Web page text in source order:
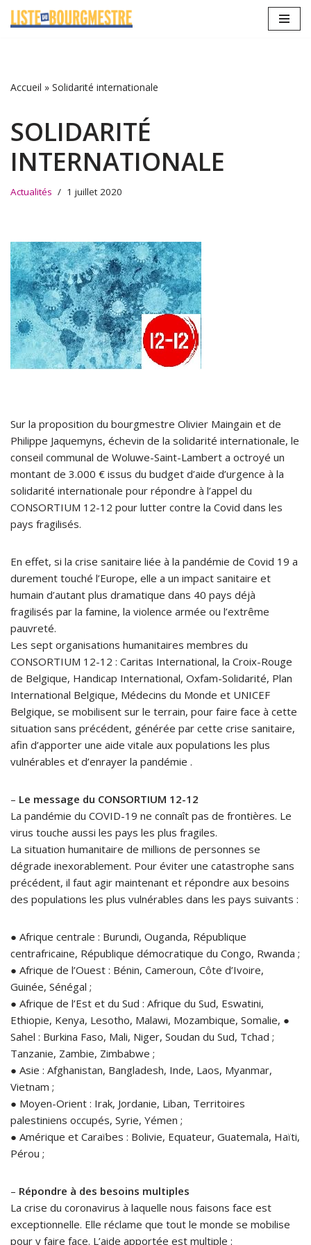
Accueil » Solidarité internationale
SOLIDARITÉ
INTERNATIONALE
Actualités 1 juillet 2020
Sur la proposition du bourgmestre Olivier Maingain et de
Philippe Jaquemyns, échevin de la solidarité internationale, le
conseil communal de Woluwe-Saint-Lambert a octroyé un
montant de 3.000 € issus du budget d’aide d’urgence à la
solidarité internationale pour répondre à l’appel du
CONSORTIUM 12-12 pour lutter contre la Covid dans les
pays fragilisés.
En effet, si la crise sanitaire liée à la pandémie de Covid 19 a
durement touché l’Europe, elle a un impact sanitaire et
humain d’autant plus dramatique dans 40 pays déjà
fragilisés par la famine, la violence armée ou l’extrême
pauvreté.
Les sept organisations humanitaires membres du
CONSORTIUM 12-12 : Caritas International, la Croix-Rouge
de Belgique, Handicap International, Oxfam-Solidarité, Plan
International Belgique, Médecins du Monde et UNICEF
Belgique, se mobilisent sur le terrain, pour faire face à cette
situation sans précédent, générée par cette crise sanitaire,
afin d’apporter une aide vitale aux populations les plus
vulnérables et d’enrayer la pandémie .
– Le message du CONSORTIUM 12-12
La pandémie du COVID-19 ne connaît pas de frontières. Le
virus touche aussi les pays les plus fragiles.
La situation humanitaire de millions de personnes se
dégrade inexorablement. Pour éviter une catastrophe sans
précédent, il faut agir maintenant et répondre aux besoins
des populations les plus vulnérables dans les pays suivants :
● Afrique centrale : Burundi, Ouganda, République
centrafricaine, République démocratique du Congo, Rwanda ;
● Afrique de l’Ouest : Bénin, Cameroun, Côte d’Ivoire,
Guinée, Sénégal ;
● Afrique de l’Est et du Sud : Afrique du Sud, Eswatini,
Ethiopie, Kenya, Lesotho, Malawi, Mozambique, Somalie, ●
Sahel : Burkina Faso, Mali, Niger, Soudan du Sud, Tchad ;
Tanzanie, Zambie, Zimbabwe ;
● Asie : Afghanistan, Bangladesh, Inde, Laos, Myanmar,
Vietnam ;
● Moyen-Orient : Irak, Jordanie, Liban, Territoires
palestiniens occupés, Syrie, Yémen ;
● Amérique et Caraïbes : Bolivie, Equateur, Guatemala, Haïti,
Pérou ;
– Répondre à des besoins multiples
La crise du coronavirus à laquelle nous faisons face est
exceptionnelle. Elle réclame que tout le monde se mobilise
pour y faire face. L’aide apportée est multiple :